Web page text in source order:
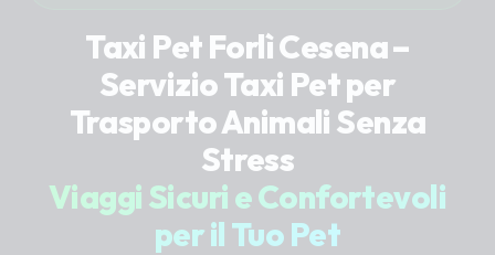
Taxi Pet Forlì Cesena –
Servizio Taxi Pet per
Trasporto Animali Senza
Stress
Viaggi Sicuri e Confortevoli
per il Tuo Pet